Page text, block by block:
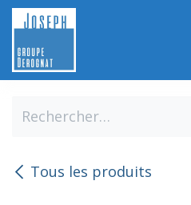
Se rendre au contenu
Tous les produits